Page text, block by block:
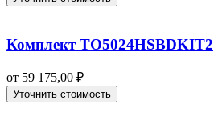
Комплект TO5024HSBDKIT2
от 59 175,00 ₽
Уточнить стоимость